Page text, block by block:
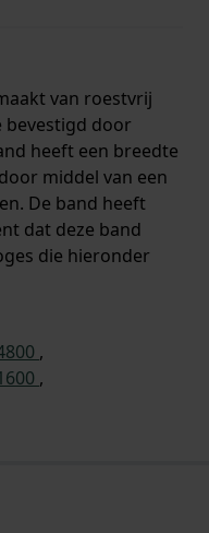
van roestvrij
bevestigd door
heeft een breedte
middel van een
De band heeft
dat deze band
die hieronder
,
,